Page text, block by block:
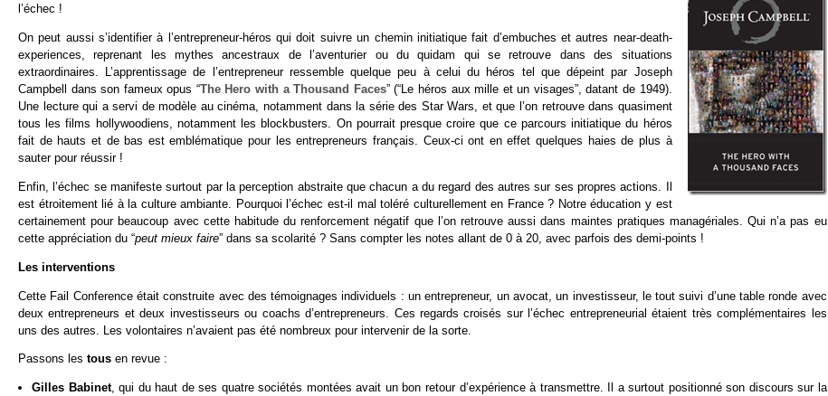
l’échec !
On peut aussi s’identifier à l’entrepreneur-héros qui doit suivre un chemin initiatique fait d’embuches et autres near-death-
experiences, reprenant les mythes ancestraux de l’aventurier ou du quidam qui se retrouve dans des situations
extraordinaires. L’apprentissage de l’entrepreneur ressemble quelque peu à celui du héros tel que dépeint par Joseph
Campbell dans son fameux opus “The Hero with a Thousand Faces” (“Le héros aux mille et un visages”, datant de 1949).
Une lecture qui a servi de modèle au cinéma, notamment dans la série des Star Wars, et que l’on retrouve dans quasiment
tous les films hollywoodiens, notamment les blockbusters. On pourrait presque croire que ce parcours initiatique du héros
fait de hauts et de bas est emblématique pour les entrepreneurs français. Ceux-ci ont en effet quelques haies de plus à
sauter pour réussir !
Enfin, l’échec se manifeste surtout par la perception abstraite que chacun a du regard des autres sur ses propres actions. Il
est étroitement lié à la culture ambiante. Pourquoi l’échec est-il mal toléré culturellement en France ? Notre éducation y est
certainement pour beaucoup avec cette habitude du renforcement négatif que l’on retrouve aussi dans maintes pratiques managériales. Qui n’a pas eu
cette appréciation du “peut mieux faire” dans sa scolarité ? Sans compter les notes allant de 0 à 20, avec parfois des demi-points !
Les interventions
Cette Fail Conference était construite avec des témoignages individuels : un entrepreneur, un avocat, un investisseur, le tout suivi d’une table ronde avec
deux entrepreneurs et deux investisseurs ou coachs d’entrepreneurs. Ces regards croisés sur l’échec entrepreneurial étaient très complémentaires les
uns des autres. Les volontaires n’avaient pas été nombreux pour intervenir de la sorte.
Passons les tous en revue :
Gilles Babinet, qui du haut de ses quatre sociétés montées avait un bon retour d’expérience à transmettre. Il a surtout positionné son discours sur la